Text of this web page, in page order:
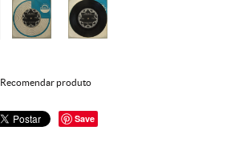
Recomendar produto
Save